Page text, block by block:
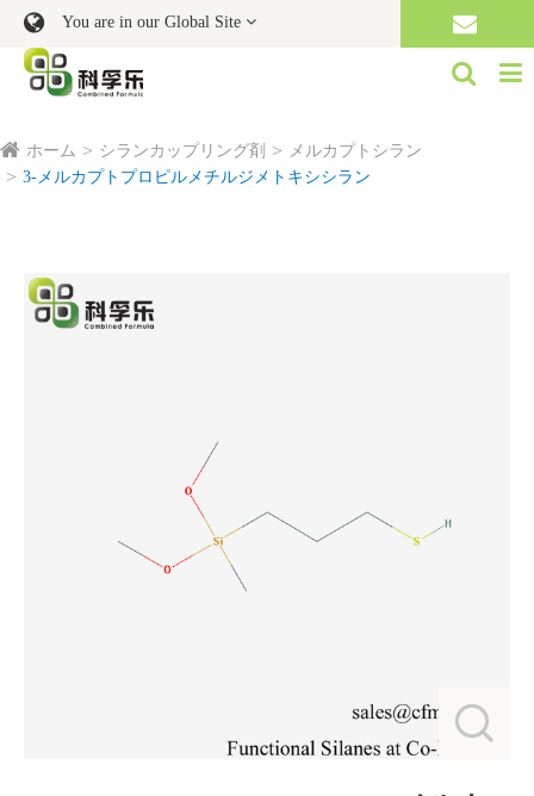
You are in our Global Site
ホーム シランカップリング剤
メルカプトシラン
3‐メルカプトプロピルメチルジメトキシシラン